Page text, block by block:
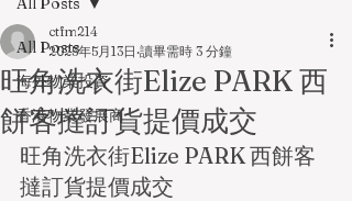
All Posts
海外物業投資
香港物業發展商
旺角洗衣街Elize PARK 西
餅客撻訂貨提價成交
ctfm214
2025年5月13日 讀畢需時 3 分鐘
旺角洗衣街Elize PARK 西餅客
撻訂貨提價成交